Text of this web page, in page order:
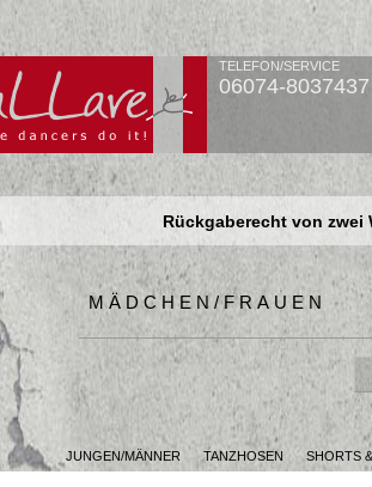
TELEFON/SERVICE
06074-8037437
Rückgaberecht von zwei
Rückgaberecht von zwei
Rückgaberecht von zwei
MÄDCHEN/FRAUEN
JUNGEN/MÄNNER TANZHOSEN SHORTS